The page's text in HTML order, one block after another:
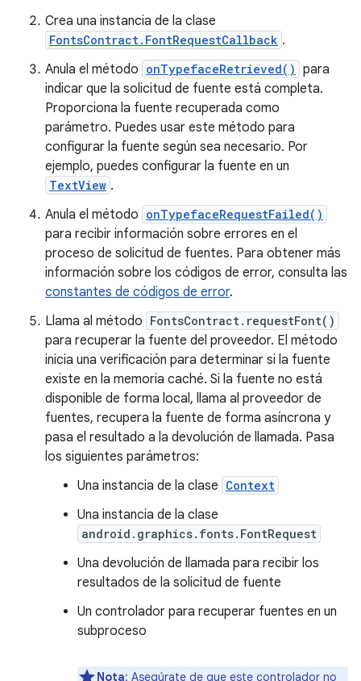
Crea una instancia de la clase
FontsContract.FontRequestCallback .
Anula el método onTypefaceRetrieved() para
indicar que la solicitud de fuente está completa.
Proporciona la fuente recuperada como
parámetro. Puedes usar este método para
configurar la fuente según sea necesario. Por
ejemplo, puedes configurar la fuente en un
TextView .
Anula el método onTypefaceRequestFailed()
para recibir información sobre errores en el
proceso de solicitud de fuentes. Para obtener más
información sobre los códigos de error, consulta las
constantes de códigos de error.
Llama al método FontsContract.requestFont()
para recuperar la fuente del proveedor. El método
inicia una verificación para determinar si la fuente
existe en la memoria caché. Si la fuente no está
disponible de forma local, llama al proveedor de
fuentes, recupera la fuente de forma asíncrona y
pasa el resultado a la devolución de llamada. Pasa
los siguientes parámetros:
Una instancia de la clase Context
Una instancia de la clase
android.graphics.fonts.FontRequest
Una devolución de llamada para recibir los
resultados de la solicitud de fuente
Un controlador para recuperar fuentes en un
subproceso
Nota: Asegúrate de que este controlador no